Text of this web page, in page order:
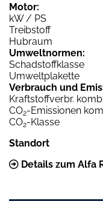
Motor:
kW / PS
Treibstoff
Hubraum
Umweltnormen:
Schadstoffklasse
Umweltplakette
Verbrauch und
Kraftstoffverbr. komb.
CO2-Emissionen
CO2-Klasse
Standort
Details zum Alfa